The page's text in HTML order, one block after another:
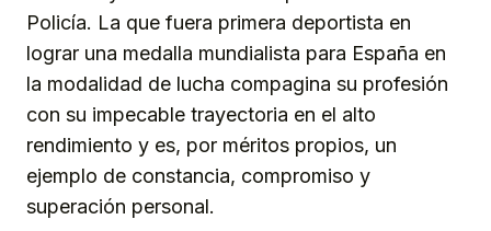
Policía. La que fuera primera deportista en
lograr una medalla mundialista para España en
la modalidad de lucha compagina su profesión
con su impecable trayectoria en el alto
rendimiento y es, por méritos propios, un
ejemplo de constancia, compromiso y
superación personal.